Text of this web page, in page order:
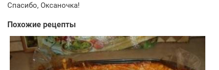
Спасибо, Оксаночка!
Похожие рецепты